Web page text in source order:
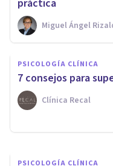
práctica
Miguel Ángel
PSICOLOGÍA CLÍNICA
7 consejos para
Clínica Recal
Ansiedad
10 claves
PSICOLOGÍA CLÍNICA